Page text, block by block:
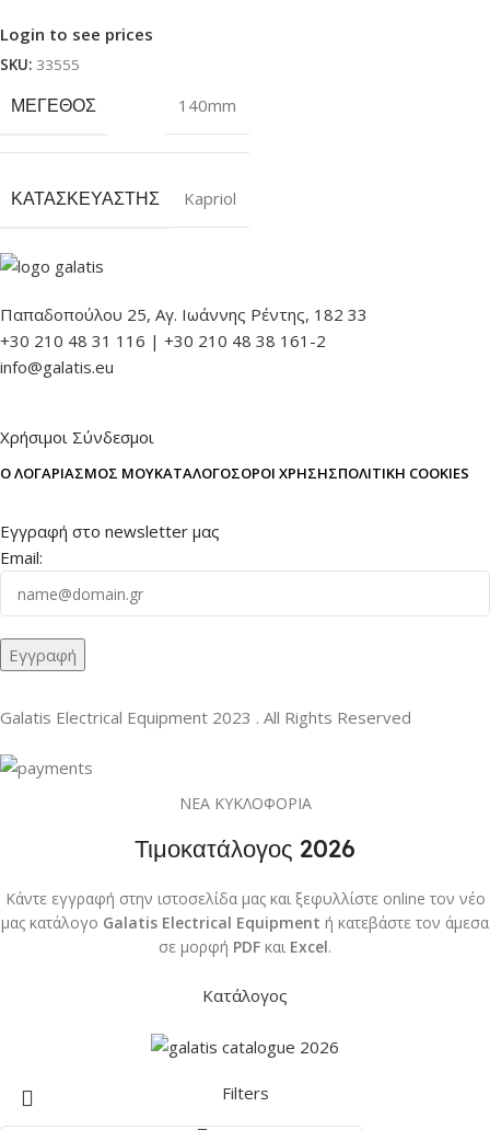
Login to see prices
SKU: 33555
ΜΈΓΕΘΟΣ 140mm
ΚΑΤΑΣΚΕΥΑΣΤΉΣ Kapriol
Παπαδοπούλου 25, Αγ. Ιωάννης Ρέντης, 182 33
+30 210 48 31 116 | +30 210 48 38 161-2
info@galatis.eu
Χρήσιμοι Σύνδεσμοι
Ο ΛΟΓΑΡΙΑΣΜΌΣ ΜΟΥΚΑΤΆΛΟΓΟΣΌΡΟΙ ΧΡΉΣΗΣΠΟΛΙΤΙΚΉ COOKIES
Εγγραφή στο newsletter μας
Email:
Galatis Electrical Equipment 2023 . All Rights Reserved
ΝΕΑ ΚΥΚΛΟΦΟΡΙΑ
Τιμοκατάλογος 2026
Κάντε εγγραφή στην ιστοσελίδα μας και ξεφυλλίστε online τον νέο
μας κατάλογο Galatis Electrical Equipment ή κατεβάστε τον άμεσα
σε μορφή PDF και Excel.
Κατάλογος
Filters